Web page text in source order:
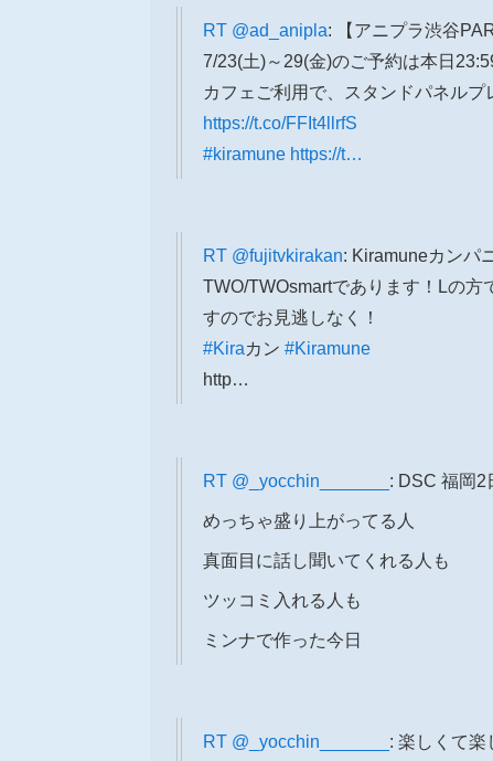
RT @ad_anipla: 【アニプラ渋谷
7/23(土)～29(金)のご予約は本日
カフェご利用で、スタンドパネル
https://t.co/FFIt4llrfS
#kiramune https://t…
RT @fujitvkirakan: Kiramuneカンパ
TWO/TWOsmartであります！Lの方
すのでお見逃しなく！
#Kiraカン #Kiramune
http…
RT @_yocchin_______ : DSC 福岡2
めっちゃ盛り上がってる人
真面目に話し聞いてくれる人も
ツッコミ入れる人も
ミンナで作った今日
RT @_yocchin_______ : 楽しくて楽